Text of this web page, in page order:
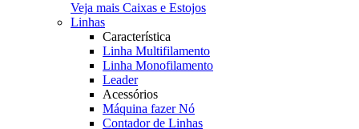
Veja mais Caixas e Estojos
Linhas
Característica
Linha Multifilamento
Linha Monofilamento
Leader
Acessórios
Máquina fazer Nó
Contador de Linhas